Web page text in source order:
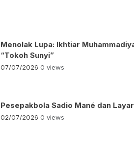
Menolak Lupa: Ikhtiar
“Tokoh Sunyi”
07/07/2026 0 views
Pesepakbola Sadio Mané dan
02/07/2026 0 views